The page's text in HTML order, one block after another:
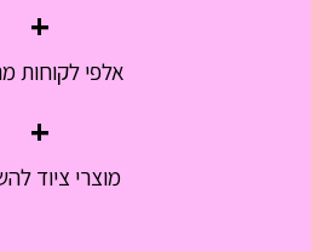
אלפי לקוחות
+
מוצרי ציוד
+